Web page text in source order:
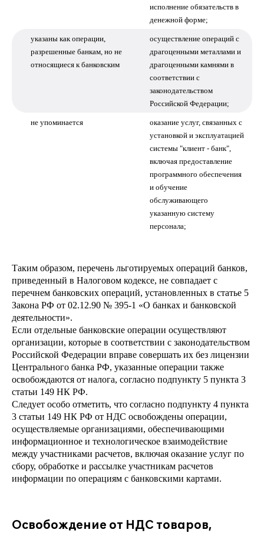
исполнение обязательств в
денежной форме;
указаны как операции,
разрешенные банкам, но не
относящиеся к банковским
осуществление операций с
драгоценными металлами и
драгоценными камнями в
соответствии с
законодательством
Российской Федерации;
не упоминается
оказание услуг, связанных с
установкой и эксплуатацией
системы "клиент - банк",
включая предоставление
программного обеспечения
и обучение
обслуживающего
указанную систему
персонала;
Таким образом, перечень льготируемых операций банков,
приведенный в Налоговом кодексе, не совпадает с
перечнем банковских операций, установленных в статье 5
Закона РФ от 02.12.90 № 395-1 «О банках и банковской
деятельности».
Если отдельные банковские операции осуществляют
организации, которые в соответствии с законодательством
Российской Федерации вправе совершать их без лицензии
Центрального банка РФ, указанные операции также
освобождаются от налога, согласно подпункту 5 пункта 3
статьи 149 НК РФ.
Следует особо отметить, что согласно подпункту 4 пункта
3 статьи 149 НК РФ от НДС освобождены операции,
осуществляемые организациями, обеспечивающими
информационное и технологическое взаимодействие
между участниками расчетов, включая оказание услуг по
сбору, обработке и рассылке участникам расчетов
информации по операциям с банковскими картами.
Освобождение от НДС товаров,